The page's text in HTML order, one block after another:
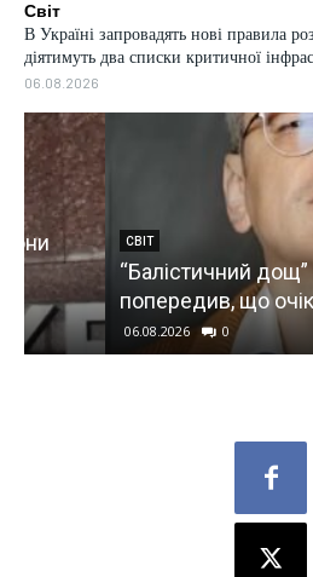
Світ
В Україні запровадять нові правила
діятимуть два списки критичної
06.08.2026
СВІТ
“Балістичний дощ” без
попередив, що очікує
06.08.2026 0